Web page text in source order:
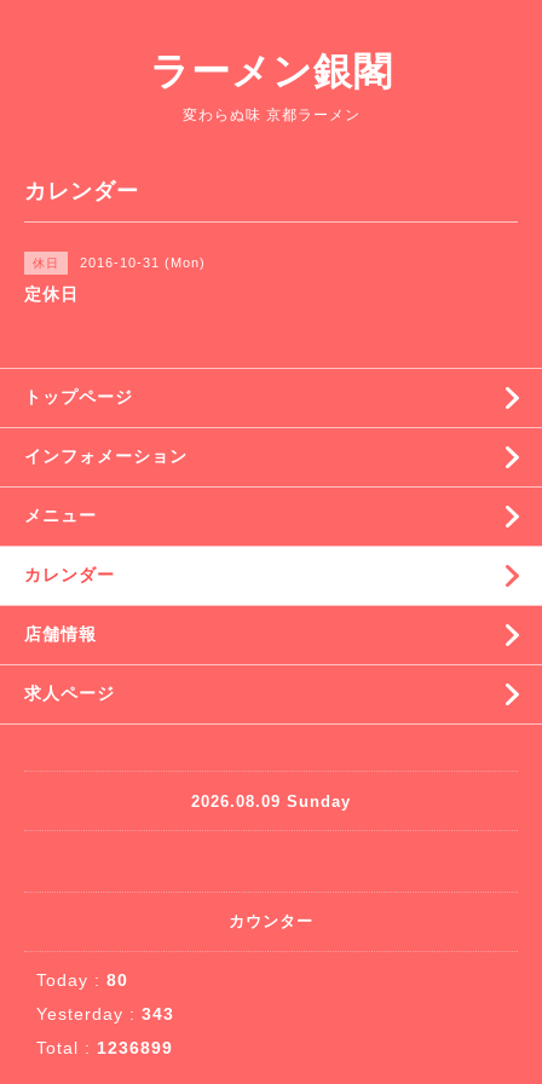
ラーメン銀閣
変わらぬ味 京都ラーメン
カレンダー
休日 2016-10-31 (Mon)
定休日
トップページ
インフォメーション
メニュー
カレンダー
店舗情報
求人ページ
2026.08.09 Sunday
カウンター
Today : 80
Yesterday : 343
Total : 1236899